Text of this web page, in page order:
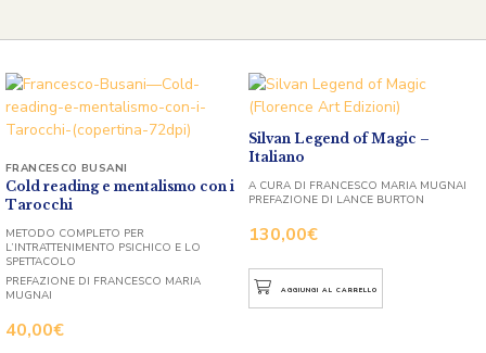
Cold reading e mentalismo con i
Tarocchi
40,00€
FRANCESCO BUSANI
METODO COMPLETO PER
L’INTRATTENIMENTO PSICHICO E LO
SPETTACOLO
PREFAZIONE DI FRANCESCO MARIA
MUGNAI
Silvan Legend of Magic –
Italiano
130,00€
A CURA DI FRANCESCO MARIA MUGNAI
PREFAZIONE DI LANCE BURTON
AGGIUNGI AL CARRELLO